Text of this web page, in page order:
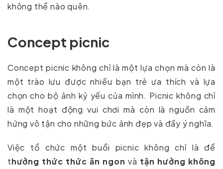
không thể nào quên.
Concept picnic
Concept picnic không chỉ là một lựa chọn mà còn là
một trào lưu được nhiều bạn trẻ ưa thích và lựa
chọn cho bộ ảnh kỷ yếu của mình. Picnic không chỉ
là một hoạt động vui chơi mà còn là nguồn cảm
hứng vô tận cho những bức ảnh đẹp và đầy ý nghĩa.
Việc tổ chức một buổi picnic không chỉ là để
thưởng thức thức ăn ngon và tận hưởng không